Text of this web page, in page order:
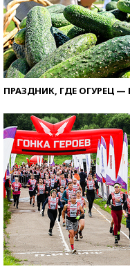
ПРАЗДНИК, ГДЕ ОГУРЕЦ —